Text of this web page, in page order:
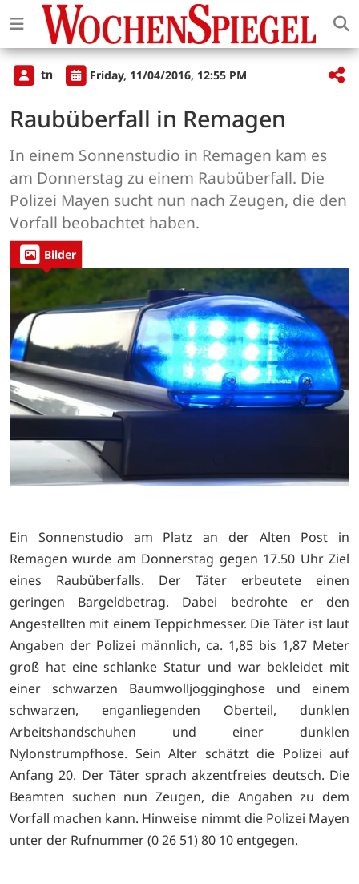
tn Friday, 11/04/2016, 12:55 PM
Raubüberfall in Remagen
In einem Sonnenstudio in Remagen kam es
am Donnerstag zu einem Raubüberfall. Die
Polizei Mayen sucht nun nach Zeugen, die den
Vorfall beobachtet haben.
Bilder
Ein Sonnenstudio am Platz an der Alten Post in
Remagen wurde am Donnerstag gegen 17.50 Uhr Ziel
eines Raubüberfalls. Der Täter erbeutete einen
geringen Bargeldbetrag. Dabei bedrohte er den
Angestellten mit einem Teppichmesser. Die Täter ist laut
Angaben der Polizei männlich, ca. 1,85 bis 1,87 Meter
groß hat eine schlanke Statur und war bekleidet mit
einer schwarzen Baumwolljogginghose und einem
schwarzen, enganliegenden Oberteil, dunklen
Arbeitshandschuhen und einer dunklen
Nylonstrumpfhose. Sein Alter schätzt die Polizei auf
Anfang 20. Der Täter sprach akzentfreies deutsch. Die
Beamten suchen nun Zeugen, die Angaben zu dem
Vorfall machen kann. Hinweise nimmt die Polizei Mayen
unter der Rufnummer (0 26 51) 80 10 entgegen.